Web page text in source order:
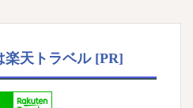
楽天トラベル [PR]